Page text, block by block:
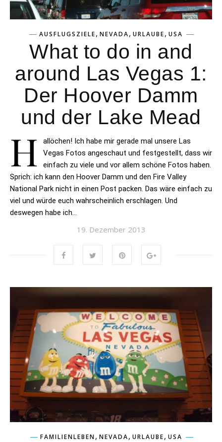
AUSFLUGSZIELE, NEVADA, URLAUBE, USA
What to do in and
around Las Vegas 1:
Der Hoover Damm
und der Lake Mead
H
allöchen! Ich habe mir gerade mal unsere Las
Vegas Fotos angeschaut und festgestellt, dass wir
einfach zu viele und vor allem schöne Fotos haben.
Sprich: ich kann den Hoover Damm und den Fire Valley
National Park nicht in einen Post packen. Das wäre einfach zu
viel und würde euch wahrscheinlich erschlagen. Und
deswegen habe ich…
19. Dezember 2013
FAMILIENLEBEN, NEVADA, URLAUBE, USA